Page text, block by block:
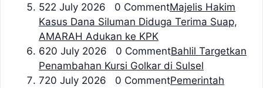
522 July 2026 0 CommentMajelis Hakim
Kasus Dana Siluman Diduga Terima Suap,
AMARAH Adukan ke KPK
620 July 2026 0 CommentBahlil Targetkan
Penambahan Kursi Golkar di Sulsel
720 July 2026 0 CommentPemerintah